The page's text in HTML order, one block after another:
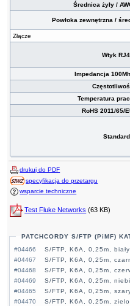
Średnica żyły /
Powłoka zewnętrzna /
Złącze
Wtyk
Impedancja
Temperatura
RoHS 2011/65/
drukuj do PDF
specyfikacja do przetargu
wsparcie techniczne
Test Fluke Networks (63 KB)
PATCHCORDY S/FTP (PiMF)
#04466
S/FTP, K6A, 0,25m, biały
#04467
S/FTP, K6A, 0,25m,
#04468
S/FTP, K6A, 0,25m,
#04469
S/FTP, K6A, 0,25m,
#04465
S/FTP, K6A, 0,25m,
#04470
S/FTP, K6A, 0,25m,